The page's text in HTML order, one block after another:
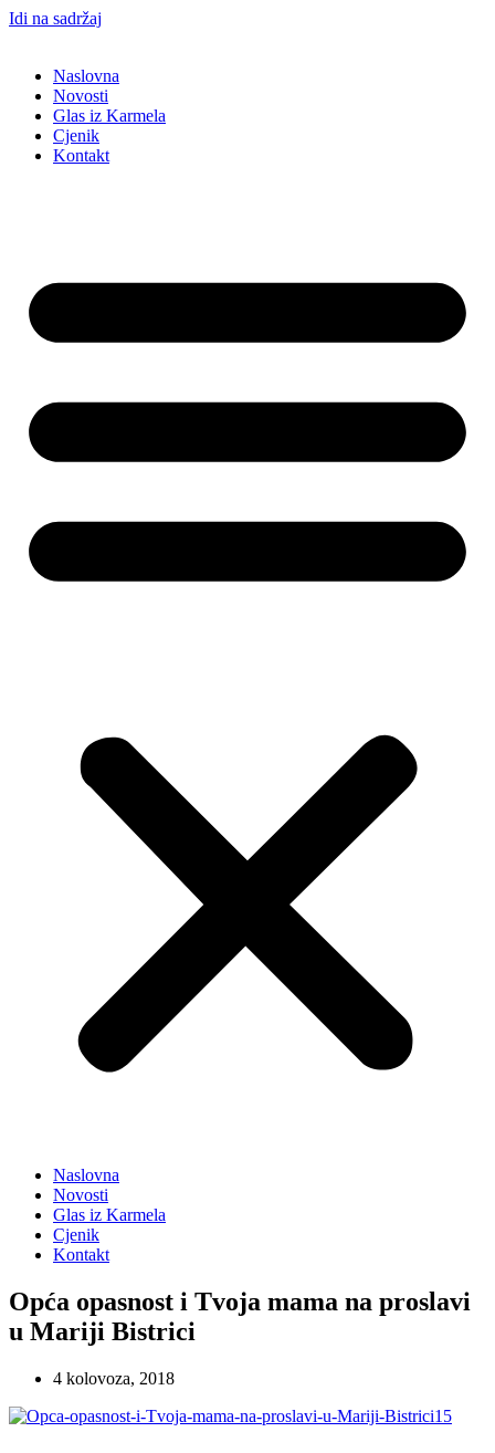
Idi na sadržaj
Naslovna
Novosti
Glas iz Karmela
Cjenik
Kontakt
Naslovna
Novosti
Glas iz Karmela
Cjenik
Kontakt
Opća opasnost i Tvoja mama na proslavi
u Mariji Bistrici
4 kolovoza, 2018